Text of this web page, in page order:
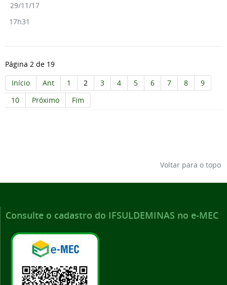
29/11/17
17h31
Página 2 de 19
Início
Ant 1 2 3 4 5 6 7 8
9
10
Próximo Fim
Voltar para o topo
Consulte o cadastro do IFSULDEMINAS no e-MEC